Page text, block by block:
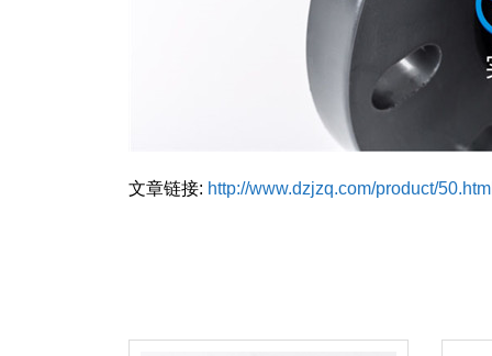
文章链接: http://www.dzjzq.com/product/50.html